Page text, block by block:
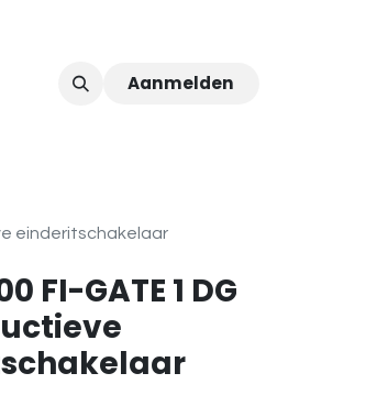
Aanmelden
einderitschakelaar
FI-GATE 1 DG